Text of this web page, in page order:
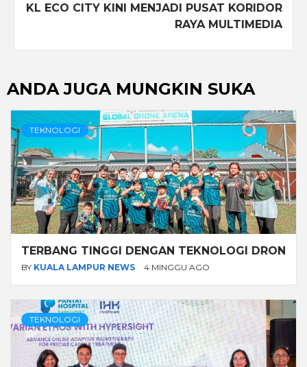
KL ECO CITY KINI MENJADI PUSAT KORIDOR
RAYA MULTIMEDIA
ANDA JUGA MUNGKIN SUKA
TEKNOLOGI
TERBANG TINGGI DENGAN TEKNOLOGI DRON
BY KUALA LAMPUR NEWS 4 MINGGU AGO
TEKNOLOGI